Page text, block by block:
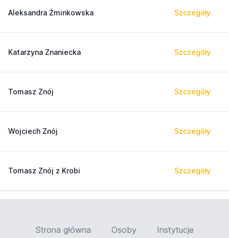
Aleksandra Żminkowska Szczegóły
Katarzyna Znaniecka Szczegóły
Tomasz Znój Szczegóły
Wojciech Znój Szczegóły
Tomasz Znój z Krobi Szczegóły
Strona główna Osoby Instytucje